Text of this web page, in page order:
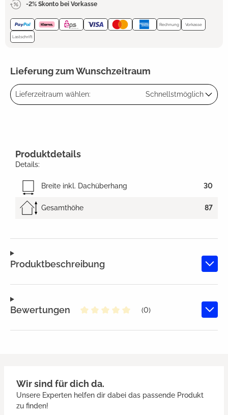
-2% Skonto bei Vorkasse
Rechnung Vorkasse
Lastschrift
Lieferung zum Wunschzeitraum
Lieferzeitraum wählen: Schnellstmöglich
Produktbeschreibung
Bewertungen
(0)
Produktdetails
Details:
Breite inkl. Dachüberhang 30
Gesamthöhe 87
Wir sind für dich da.
Unsere Experten helfen dir dabei das passende Produkt
zu finden!